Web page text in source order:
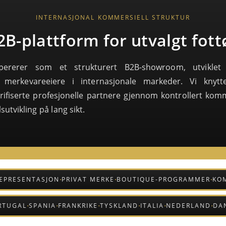
INTERNASJONAL KOMMERSIELL STRUKTUR
plattform for utvalgt
som et strukturert B2B-showroom,
i internasjonale markeder. Vi
profesjonelle partnere gjennom kontrollert
på lang sikt.
·PRIVAT MERKE BOUTIQUE-PROGRAMMER·
·PORTUGAL·SPANIA·FRANKRIKE·TYSKLAND·ITALIA·